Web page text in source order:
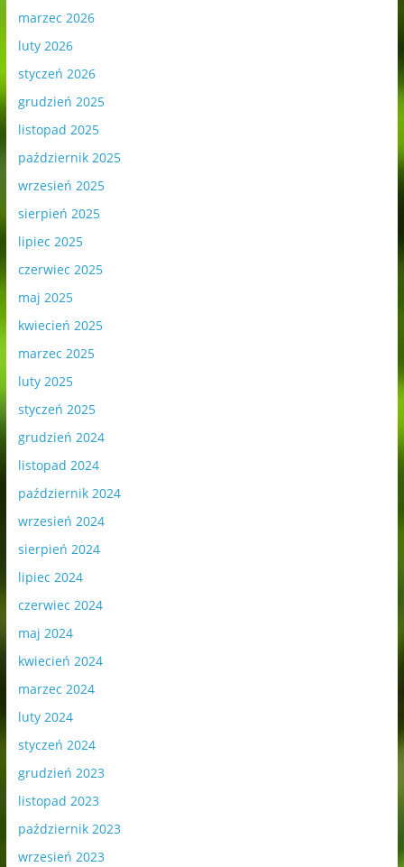
marzec 2026
luty 2026
styczeń 2026
grudzień 2025
listopad 2025
październik 2025
wrzesień 2025
sierpień 2025
lipiec 2025
czerwiec 2025
maj 2025
kwiecień 2025
marzec 2025
luty 2025
styczeń 2025
grudzień 2024
listopad 2024
październik 2024
wrzesień 2024
sierpień 2024
lipiec 2024
czerwiec 2024
maj 2024
kwiecień 2024
marzec 2024
luty 2024
styczeń 2024
grudzień 2023
listopad 2023
październik 2023
wrzesień 2023